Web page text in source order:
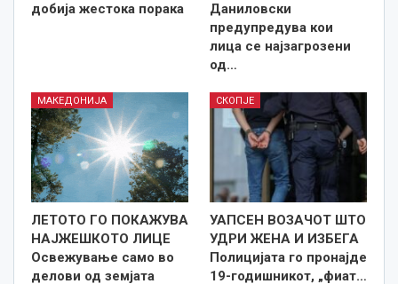
добија жестока порака
Даниловски
предупредува кои
лица се најзагрозени
од…
МАКЕДОНИЈА
ЛЕТОТО ГО ПОКАЖУВА
НАЈЖЕШКОТО ЛИЦE
Освежување само во
делови од земјата
СКОПЈЕ
УАПСЕН ВОЗАЧОТ ШТО
УДРИ ЖЕНА И ИЗБЕГА
Полицијата го пронајде
19-годишникот, „фиат…